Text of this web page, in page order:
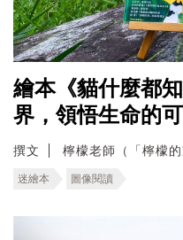
繪本《貓什麼都
界，領悟生命的
撰文 檸檬老師（「檸檬的
迷繪本 圖像閱讀